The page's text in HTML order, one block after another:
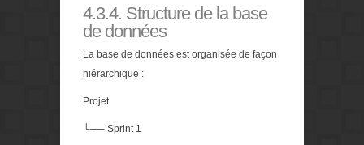
4.3.4. Structure de la base
de données
La base de données est organisée de façon
hiérarchique :
Projet
└── Sprint 1